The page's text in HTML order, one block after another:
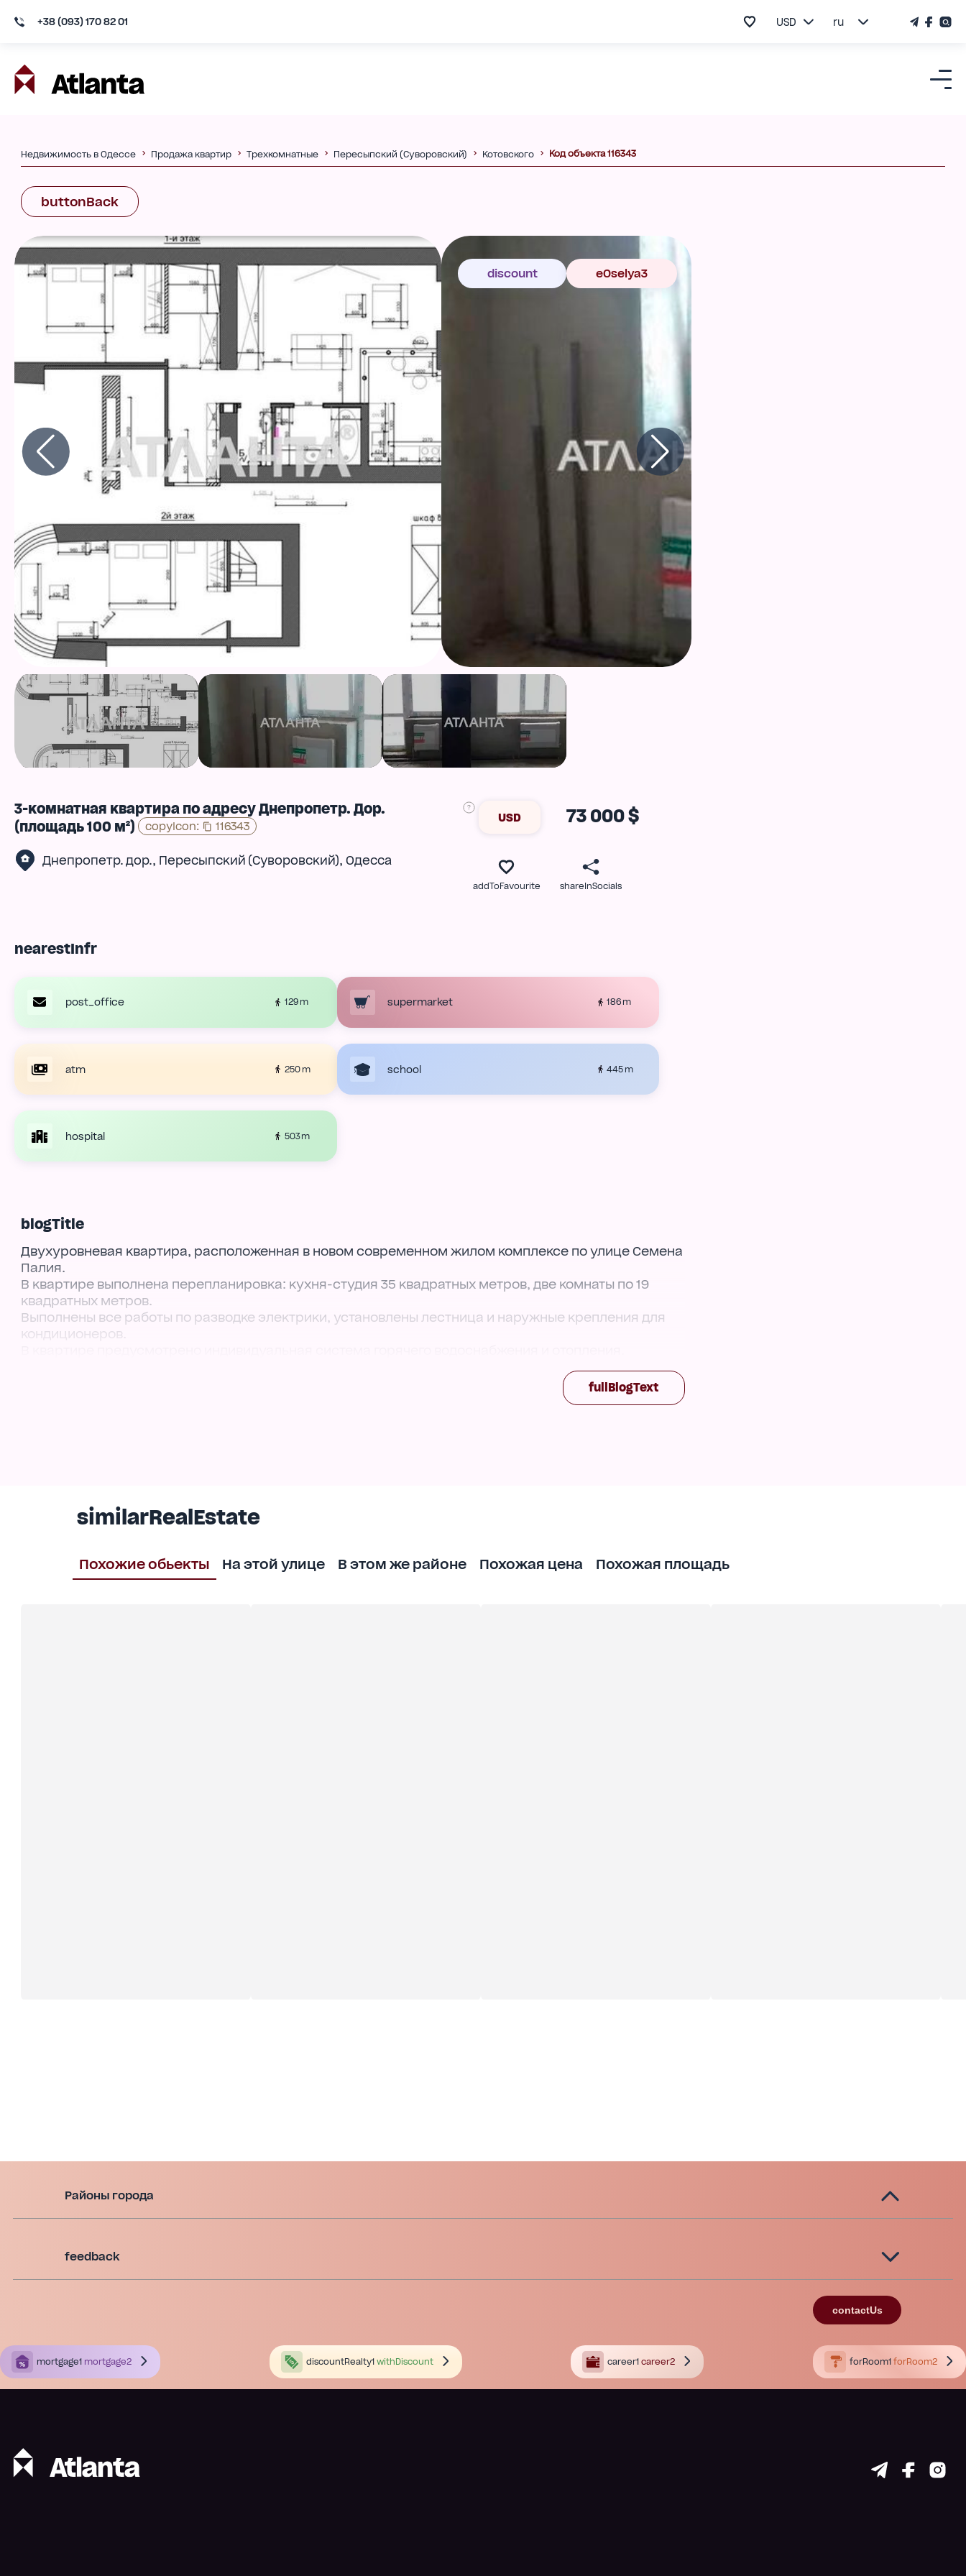
+38 (093) 170 82 01 USD ru
Недвижимость в Одессе Продажа квартир Трехкомнатные Пересыпский (Суворовский) Котовского Код объекта 116343
buttonBack
discount eOselya3
3-комнатная квартира по адресу Днепропетр. Дор.
(площадь 100 м²)
copyIcon: 116343
Днепропетр. дор., Пересыпский (Суворовский), Одесса
USD 73 000 $
addToFavourite shareInSocials
nearestInfr
post_office 129 m supermarket 186 m
atm 250 m school 445 m
hospital 503 m
blogTitle
Двухуровневая квартира, расположенная в новом современном жилом комплексе по улице Семена
Палия.
В квартире выполнена перепланировка: кухня-студия 35 квадратных метров, две комнаты по 19
квадратных метров.
Выполнены все работы по разводке электрики, установлены лестница и наружные крепления для
кондиционеров.
Придомовая территория обустраивается по современным стандартам, оборудуются детские
площадки, высаживаются декоративные растения, устанавливаются лавочки для Вашего
fullBlogText
similarRealEstate
Похожие обьекты На этой улице В этом же районе Похожая цена Похожая площадь
Районы города
feedback
contactUs
mortgage1 mortgage2 discountRealty1 withDiscount career1 career2 forRoom1 forRoom2